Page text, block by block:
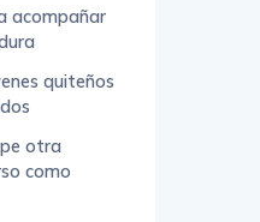
acompañar
quiteños
otra
como